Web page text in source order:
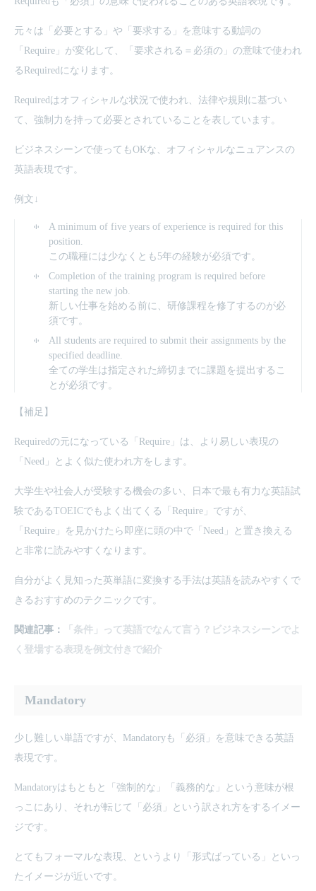
元々は「必要とする」や「要求する」を意味する動詞の
「Require」が変化して、「要求される＝必須の」の意味で使われ
るRequiredになります。
Requiredはオフィシャルな状況で使われ、法律や規則に基づい
て、強制力を持って必要とされていることを表しています。
ビジネスシーンで使ってもOKな、オフィシャルなニュアンスの
英語表現です。
例文↓
A minimum of five years of experience is required for this
position.
この職種には少なくとも5年の経験が必須です。
Completion of the training program is required before
starting the new job.
新しい仕事を始める前に、研修課程を修了するのが必
須です。
All students are required to submit their assignments by the
specified deadline.
全ての学生は指定された締切までに課題を提出するこ
とが必須です。
【補足】
Requiredの元になっている「Require」は、より易しい表現の
「Need」とよく似た使われ方をします。
大学生や社会人が受験する機会の多い、日本で最も有力な英語試
験であるTOEICでもよく出てくる「Require」ですが、
「Require」を見かけたら即座に頭の中で「Need」と置き換える
と非常に読みやすくなります。
自分がよく見知った英単語に変換する手法は英語を読みやすくで
きるおすすめのテクニックです。
関連記事：
「条件」って英語でなんて言う？ビジネスシーンでよ
く登場する表現を例文付きで紹介
Mandatory
少し難しい単語ですが、Mandatoryも「必須」を意味できる英語
表現です。
Mandatoryはもともと「強制的な」「義務的な」という意味が根
っこにあり、それが転じて「必須」という訳され方をするイメー
ジです。
とてもフォーマルな表現、というより「形式ばっている」といっ
たイメージが近いです。